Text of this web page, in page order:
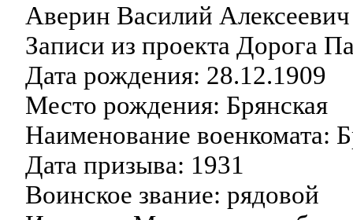
Аверин Василий Алексеевич
Записи из проекта Дорога
Дата рождения: 28.12.1909
Место рождения: Брянская
Наименование военкомата:
Дата призыва: 1931
Воинское звание: рядовой